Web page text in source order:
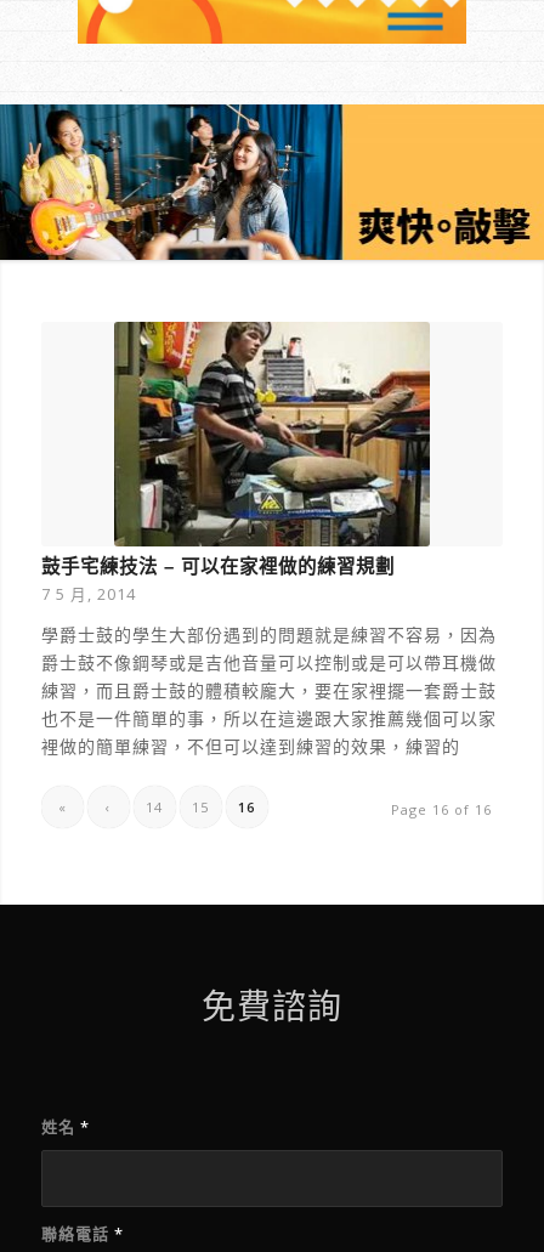
鼓手宅練技法 – 可以在家裡做的練習規劃
7 5 月, 2014
學爵士鼓的學生大部份遇到的問題就是練習不容易，因為
爵士鼓不像鋼琴或是吉他音量可以控制或是可以帶耳機做
練習，而且爵士鼓的體積較龐大，要在家裡擺一套爵士鼓
也不是一件簡單的事，所以在這邊跟大家推薦幾個可以家
裡做的簡單練習，不但可以達到練習的效果，練習的
Page 16 of 16
« ‹ 14 15 16
免費諮詢
姓名 *
聯絡電話 *